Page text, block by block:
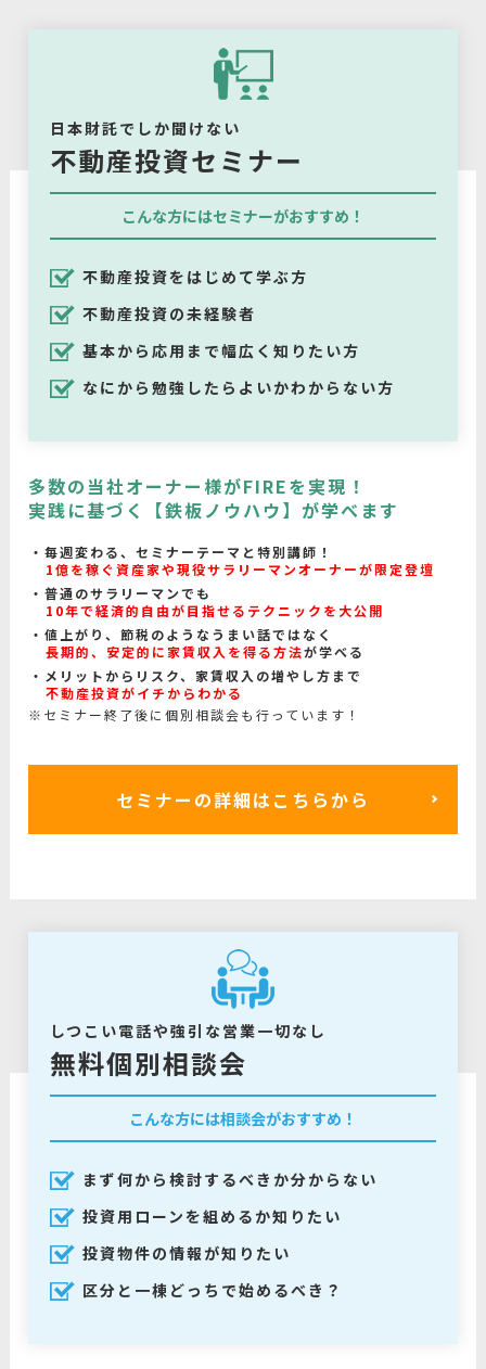
日本財託でしか聞けない
不動産投資セミナー
こんな方にはセミナーがおすすめ！
不動産投資をはじめて学ぶ方
不動産投資の未経験者
基本から応用まで幅広く知りたい方
なにから勉強したらよいかわからない方
多数の当社オーナー様がFIREを実現！
実践に基づく【鉄板ノウハウ】が学べます
毎週変わる、セミナーテーマと特別講師！
1億を稼ぐ資産家や現役サラリーマンオーナーが限定登壇
普通のサラリーマンでも
10年で経済的自由が目指せるテクニックを大公開
値上がり、節税のようなうまい話ではなく
長期的、安定的に家賃収入を得る方法が学べる
メリットからリスク、家賃収入の増やし方まで
不動産投資がイチからわかる
※セミナー終了後に個別相談会も行っています！
セミナーの詳細はこちらから
しつこい電話や強引な営業一切なし
無料個別相談会
こんな方には相談会がおすすめ！
まず何から検討するべきか分からない
投資用ローンを組めるか知りたい
投資物件の情報が知りたい
区分と一棟どっちで始めるべき？